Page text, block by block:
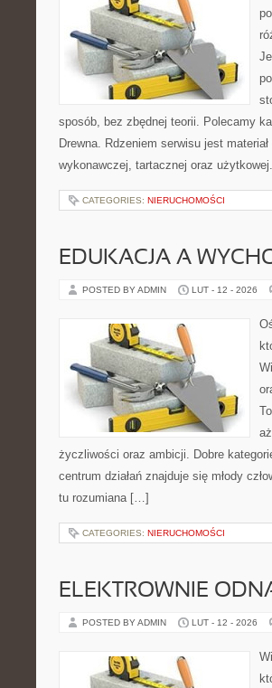
sposób, bez zbędnej teorii. Polecamy
Drewna. Rdzeniem serwisu jest
wykonawczej, tartacznej oraz
CATEGORIES: NIERUCHOMOŚCI
EDUKACJA A
POSTED BY ADMIN LUT - 12 - 2026
życzliwości oraz ambicji. Dobre
centrum działań znajduje się młody
tu rozumiana […]
CATEGORIES: NIERUCHOMOŚCI
ELEKTROWNIE
POSTED BY ADMIN LUT - 12 - 2026